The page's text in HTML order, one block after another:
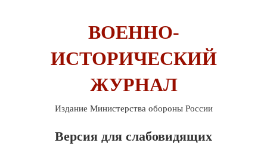
ВОЕННО-
ИСТОРИЧЕСКИЙ
ЖУРНАЛ
Издание Министерства обороны России
Версия для слабовидящих